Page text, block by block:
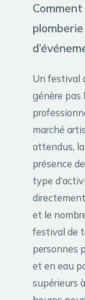
Un festival
génère pas
marché
attendus, la
présence
type
et le
festival de
personnes
et en eau
supérieurs